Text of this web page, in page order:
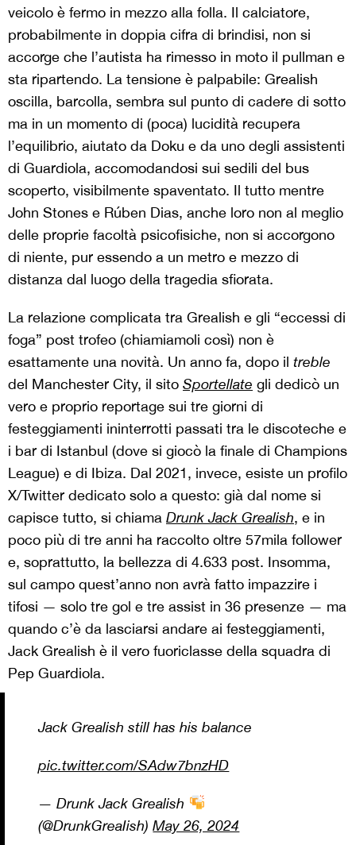
veicolo è fermo in mezzo alla folla. Il calciatore,
probabilmente in doppia cifra di brindisi, non si
accorge che l’autista ha rimesso in moto il pullman e
sta ripartendo. La tensione è palpabile: Grealish
oscilla, barcolla, sembra sul punto di cadere di sotto
ma in un momento di (poca) lucidità recupera
l’equilibrio, aiutato da Doku e da uno degli assistenti
di Guardiola, accomodandosi sui sedili del bus
scoperto, visibilmente spaventato. Il tutto mentre
John Stones e Rúben Dias, anche loro non al meglio
delle proprie facoltà psicofisiche, non si accorgono
di niente, pur essendo a un metro e mezzo di
distanza dal luogo della tragedia sfiorata.
La relazione complicata tra Grealish e gli “eccessi di
foga” post trofeo (chiamiamoli così) non è
esattamente una novità. Un anno fa, dopo il treble
del Manchester City, il sito Sportellate gli dedicò un
vero e proprio reportage sui tre giorni di
festeggiamenti ininterrotti passati tra le discoteche e
i bar di Istanbul (dove si giocò la finale di Champions
League) e di Ibiza. Dal 2021, invece, esiste un profilo
X/Twitter dedicato solo a questo: già dal nome si
capisce tutto, si chiama Drunk Jack Grealish, e in
poco più di tre anni ha raccolto oltre 57mila follower
e, soprattutto, la bellezza di 4.633 post. Insomma,
sul campo quest’anno non avrà fatto impazzire i
tifosi — solo tre gol e tre assist in 36 presenze — ma
quando c’è da lasciarsi andare ai festeggiamenti,
Jack Grealish è il vero fuoriclasse della squadra di
Pep Guardiola.
Jack Grealish still has his balance
pic.twitter.com/SAdw7bnzHD
— Drunk Jack Grealish
(@DrunkGreaIish)May 26, 2024